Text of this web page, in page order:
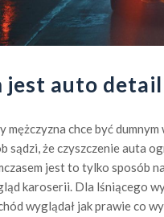
jest auto
mężczyzna chce być
sądzi, że czyszczenie auta
jest to tylko sposób
karoserii. Dla lśniącego
wyglądał jak prawie co